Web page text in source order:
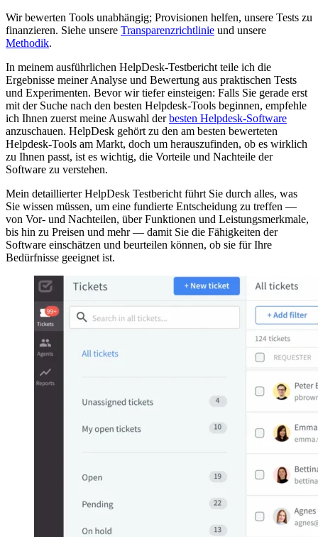
Wir bewerten Tools unabhängig; Provisionen helfen, unsere Tests zu
finanzieren. Siehe unsere Transparenzrichtlinie und unsere
Methodik.
In meinem ausführlichen HelpDesk-Testbericht teile ich die
Ergebnisse meiner Analyse und Bewertung aus praktischen Tests
und Experimenten. Bevor wir tiefer einsteigen: Falls Sie gerade erst
mit der Suche nach den besten Helpdesk-Tools beginnen, empfehle
ich Ihnen zuerst meine Auswahl derbesten Helpdesk-Software
anzuschauen. HelpDesk gehört zu den am besten bewerteten
Helpdesk-Tools am Markt, doch um herauszufinden, ob es wirklich
zu Ihnen passt, ist es wichtig, die Vorteile und Nachteile der
Software zu verstehen.
Mein detaillierter HelpDesk Testbericht führt Sie durch alles, was
Sie wissen müssen, um eine fundierte Entscheidung zu treffen —
von Vor- und Nachteilen, über Funktionen und Leistungsmerkmale,
bis hin zu Preisen und mehr — damit Sie die Fähigkeiten der
Software einschätzen und beurteilen können, ob sie für Ihre
Bedürfnisse geeignet ist.